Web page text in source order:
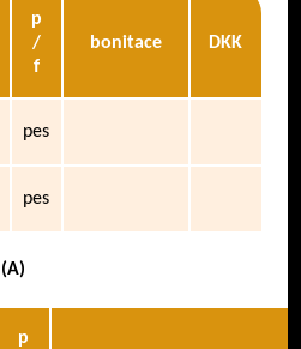
p
/
f
bonitace DKK
pes
pes
(A)
p